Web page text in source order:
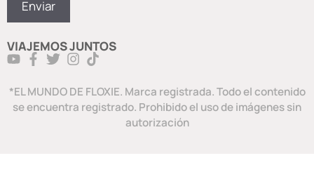
VIAJEMOS JUNTOS
*EL MUNDO DE FLOXIE. Marca registrada. Todo el contenido
se encuentra registrado. Prohibido el uso de imágenes sin
autorización